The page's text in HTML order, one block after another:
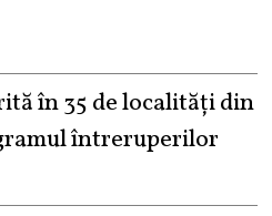
în 35 de localități din
întreruperilor